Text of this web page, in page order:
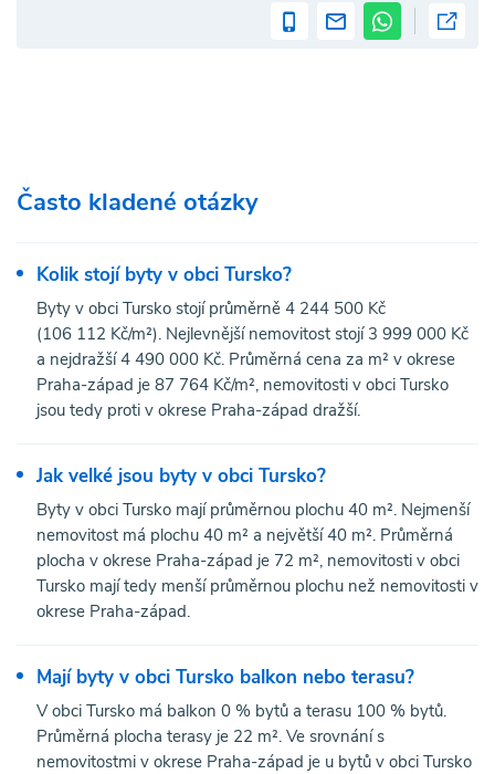
Často kladené otázky
Kolik stojí byty v obci Tursko?
Byty v obci Tursko stojí průměrně 4 244 500 Kč
(106 112 Kč/m²). Nejlevnější nemovitost stojí 3 999 000 Kč
a nejdražší 4 490 000 Kč. Průměrná cena za m² v okrese
Praha-západ je 87 764 Kč/m², nemovitosti v obci Tursko
jsou tedy proti v okrese Praha-západ dražší.
Jak velké jsou byty v obci Tursko?
Byty v obci Tursko mají průměrnou plochu 40 m². Nejmenší
nemovitost má plochu 40 m² a největší 40 m². Průměrná
plocha v okrese Praha-západ je 72 m², nemovitosti v obci
Tursko mají tedy menší průměrnou plochu než nemovitosti v
okrese Praha-západ.
Mají byty v obci Tursko balkon nebo terasu?
V obci Tursko má balkon 0 % bytů a terasu 100 % bytů.
Průměrná plocha terasy je 22 m². Ve srovnání s
nemovitostmi v okrese Praha-západ je u bytů v obci Tursko